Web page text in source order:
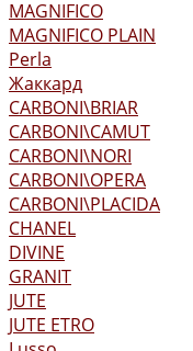
MAGNIFICO
MAGNIFICO PLAIN
Perla
Жаккард
CARBONI\BRIAR
CARBONI\CAMUT
CARBONI\NORI
CARBONI\OPERA
CARBONI\PLACIDA
CHANEL
DIVINE
GRANIT
JUTE
JUTE ETRO